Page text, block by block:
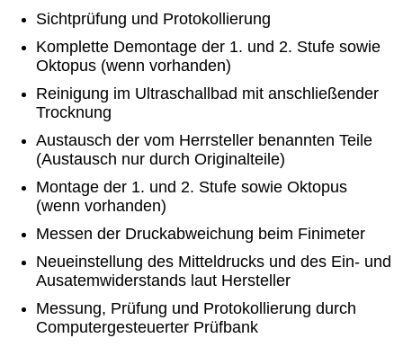
Sichtprüfung und Protokollierung
Komplette Demontage der 1. und 2. Stufe sowie
Oktopus (wenn vorhanden)
Reinigung im Ultraschallbad mit anschließender
Trocknung
Austausch der vom Herrsteller benannten Teile
(Austausch nur durch Originalteile)
Montage der 1. und 2. Stufe sowie Oktopus
(wenn vorhanden)
Messen der Druckabweichung beim Finimeter
Neueinstellung des Mitteldrucks und des Ein- und
Ausatemwiderstands laut Hersteller
Messung, Prüfung und Protokollierung durch
Computergesteuerter Prüfbank